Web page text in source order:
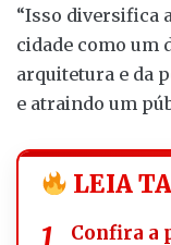
“Isso diversifica
cidade como um
arquitetura e da
e atraindo um
LEIA
Confira a